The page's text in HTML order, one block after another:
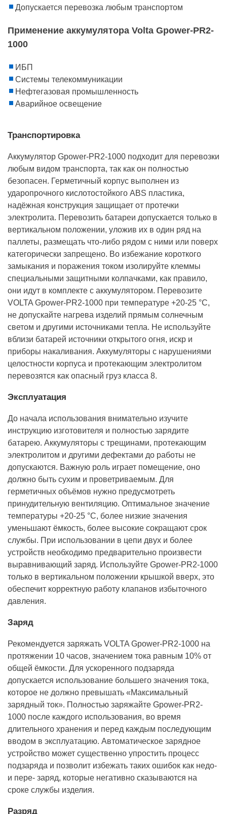
Допускается перевозка любым транспортом
Применение аккумулятора Volta Gpower-PR2-
1000
ИБП
Системы телекоммуникации
Нефтегазовая промышленность
Аварийное освещение
Транспортировка
Аккумулятор Gpower-PR2-1000 подходит для перевозки
любым видом транспорта, так как он полностью
безопасен. Герметичный корпус выполнен из
ударопрочного кислотостойкого ABS пластика,
надёжная конструкция защищает от протечки
электролита. Перевозить батареи допускается только в
вертикальном положении, уложив их в один ряд на
паллеты, размещать что-либо рядом с ними или поверх
категорически запрещено. Во избежание короткого
замыкания и поражения током изолируйте клеммы
специальными защитными колпачками, как правило,
они идут в комплекте с аккумулятором. Перевозите
VOLTA Gpower-PR2-1000 при температуре +20-25 °С,
не допускайте нагрева изделий прямым солнечным
светом и другими источниками тепла. Не используйте
вблизи батарей источники открытого огня, искр и
приборы накаливания. Аккумуляторы с нарушениями
целостности корпуса и протекающим электролитом
перевозятся как опасный груз класса 8.
Эксплуатация
До начала использования внимательно изучите
инструкцию изготовителя и полностью зарядите
батарею. Аккумуляторы с трещинами, протекающим
электролитом и другими дефектами до работы не
допускаются. Важную роль играет помещение, оно
должно быть сухим и проветриваемым. Для
герметичных объёмов нужно предусмотреть
принудительную вентиляцию. Оптимальное значение
температуры +20-25 °С, более низкие значения
уменьшают ёмкость, более высокие сокращают срок
службы. При использовании в цепи двух и более
устройств необходимо предварительно произвести
выравнивающий заряд. Используйте Gpower-PR2-1000
только в вертикальном положении крышкой вверх, это
обеспечит корректную работу клапанов избыточного
давления.
Заряд
Рекомендуется заряжать VOLTA Gpower-PR2-1000 на
протяжении 10 часов, значением тока равным 10% от
общей ёмкости. Для ускоренного подзаряда
допускается использование большего значения тока,
которое не должно превышать «Максимальный
зарядный ток». Полностью заряжайте Gpower-PR2-
1000 после каждого использования, во время
длительного хранения и перед каждым последующим
вводом в эксплуатацию. Автоматическое зарядное
устройство может существенно упростить процесс
подзаряда и позволит избежать таких ошибок как недо-
и пере- заряд, которые негативно сказываются на
сроке службы изделия.
Разряд